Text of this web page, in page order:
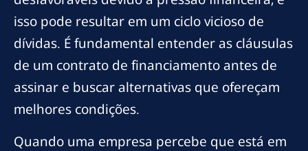
isso pode resultar em um ciclo vicioso de
dívidas. É fundamental entender as cláusulas
de um contrato de financiamento antes de
assinar e buscar alternativas que ofereçam
melhores condições.
Quando uma empresa percebe que está em